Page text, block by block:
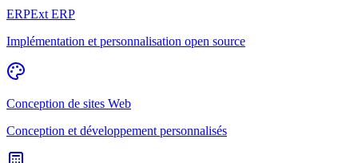
ERPExt ERP
Implémentation et personnalisation open source
Conception de sites Web
Conception et développement personnalisés